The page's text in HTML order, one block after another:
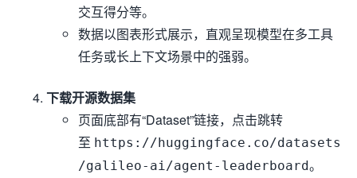
交互得分等。
数据以图表形式展示，直观呈现模型在多工具
任务或长上下文场景中的强弱。
下载开源数据集
页面底部有“Dataset”链接，点击跳转
至 https://huggingface.co/datasets
/galileo-ai/agent-leaderboard。